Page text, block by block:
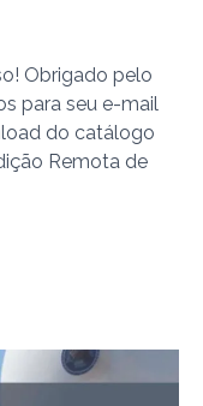
Obrigado pelo
para seu e-mail
do catálogo
Remota de